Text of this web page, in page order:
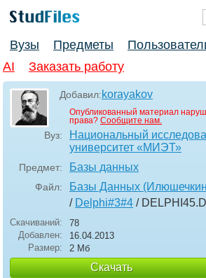
Вузы Предметы
AI
Заказать работу
Добавил:korayakov
Опубликованный материал
права? Сообщите нам.
Вуз:
Национальный
университет «МИЭТ»
Предмет: Базы данных
Файл: Базы Данных
/ Delphi#3#4 / DELPHI45
Скачиваний:
78
Добавлен:
16.04.2013
Размер:
2 Мб
Скачать